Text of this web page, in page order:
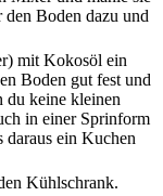
Boden dazu und
mit Kokosöl ein
Boden gut fest und
du keine kleinen
in einer Sprinform
daraus ein Kuchen
Kühlschrank.